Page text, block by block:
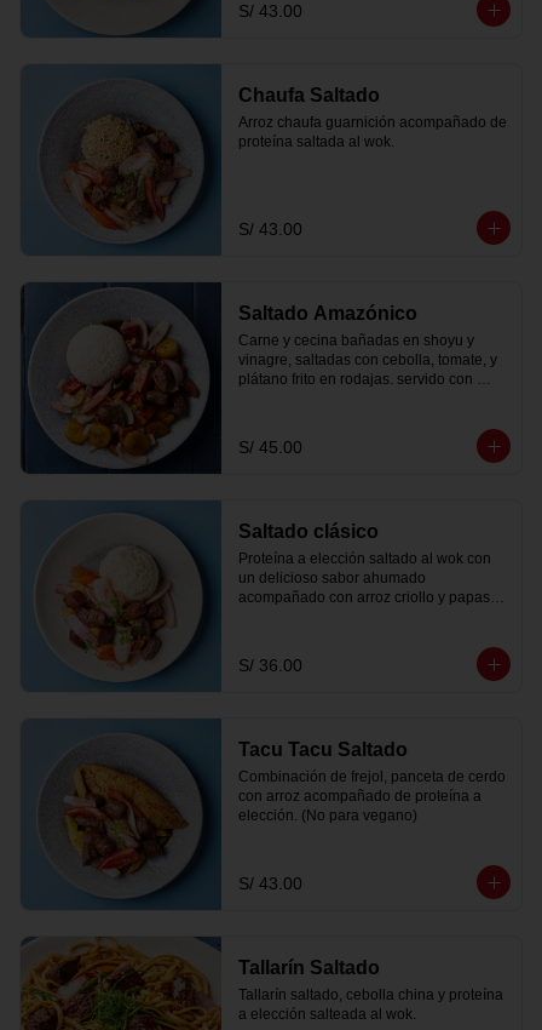
S/ 43.00
Chaufa Saltado
Arroz chaufa guarnición acompañado de
proteína saltada al wok.
S/ 43.00
Saltado Amazónico
Carne y cecina bañadas en shoyu y
vinagre, saltadas con cebolla, tomate, y
plátano frito en rodajas. servido con
S/ 45.00
Saltado clásico
Proteína a elección saltado al wok con
un delicioso sabor ahumado
acompañado con arroz criollo y papas
S/ 36.00
Tacu Tacu Saltado
Combinación de frejol, panceta de cerdo
con arroz acompañado de proteína a
elección. (No para vegano)
S/ 43.00
Tallarín Saltado
Tallarín saltado, cebolla china y proteína
a elección salteada al wok.